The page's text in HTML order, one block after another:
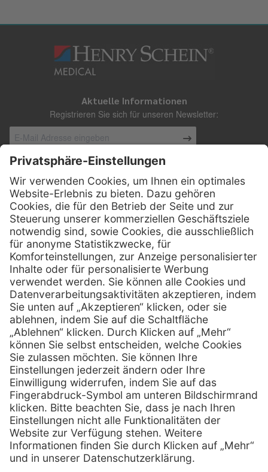
Aktuelle Informationen
Registrieren Sie sich für unseren Newsletter:
Kontakt
Henry Schein Medical Austria GmbH
Schönbrunner Straße 297
A-1120 Wien
01 / 718 19 61 99
Telefax:01 / 718 19 61 23
E-Mail: info @ henryscheinmed.at
Services
Vorteile
Eigenmarke
Leasing
Technischer Service
Kataloge / Downloads
Hilfe
FAQs
Kontakt
Außendienst
Lob & Kritik
Retoure anmelden
Zertifikat Rechtliches
Impressum